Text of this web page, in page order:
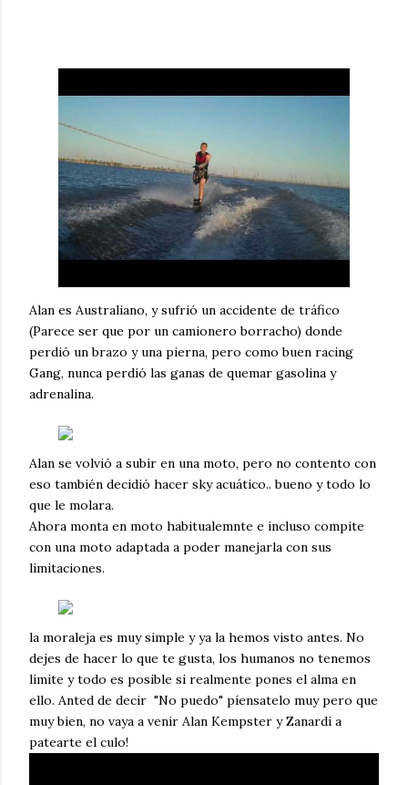
Alan es Australiano, y sufrió un accidente de tráfico
(Parece ser que por un camionero borracho) donde
perdió un brazo y una pierna, pero como buen racing
Gang, nunca perdió las ganas de quemar gasolina y
adrenalina.
Alan se volvió a subir en una moto, pero no contento con
eso también decidió hacer sky acuático.. bueno y todo lo
que le molara.
Ahora monta en moto habitualemnte e incluso compite
con una moto adaptada a poder manejarla con sus
limitaciones.
la moraleja es muy simple y ya la hemos visto antes. No
dejes de hacer lo que te gusta, los humanos no tenemos
límite y todo es posible si realmente pones el alma en
ello. Anted de decir "No puedo" píensatelo muy pero que
muy bien, no vaya a venir Alan Kempster y Zanardi a
patearte el culo!